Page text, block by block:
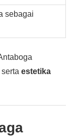
sebagai
serta estetika